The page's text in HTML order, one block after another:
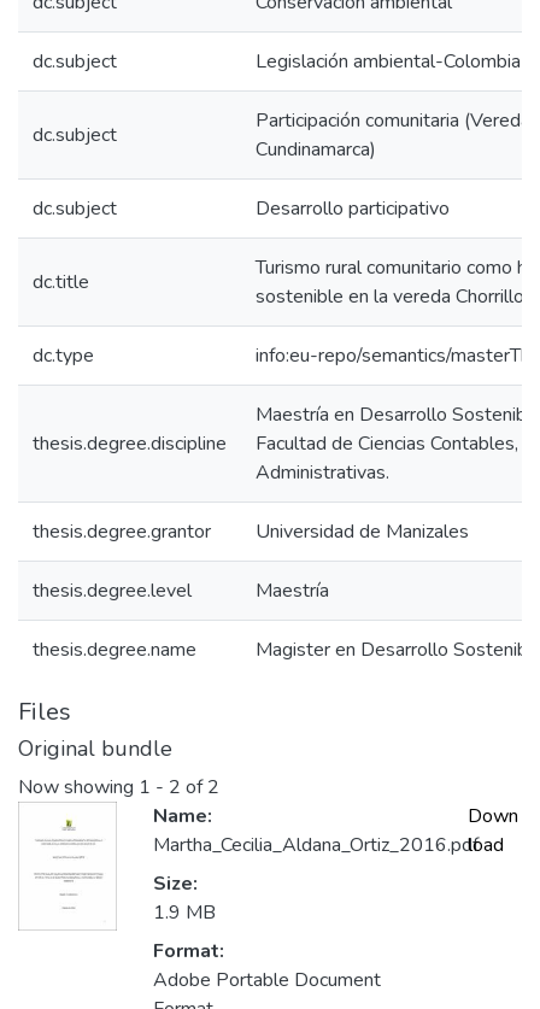
dc.subject Legislación ambiental-Colombia
dc.subject
Participación comunitaria
Cundinamarca)
dc.subject Desarrollo participativo
dc.title
Turismo rural comunitario como
sostenible en la vereda Chorrillos
dc.type info:eu-repo/semantics/
thesis.degree.discipline
Maestría en Desarrollo
Facultad de Ciencias Contables,
Administrativas.
thesis.degree.grantor Universidad de Manizales
thesis.degree.level Maestría
thesis.degree.name Magister en Desarrollo
Files
Original bundle
Now showing 1 - 2 of 2
Name:
Martha_Cecilia_Aldana_Ortiz_2016.pdf
Size:
1.9 MB
Format:
Adobe Portable Document
Down
load